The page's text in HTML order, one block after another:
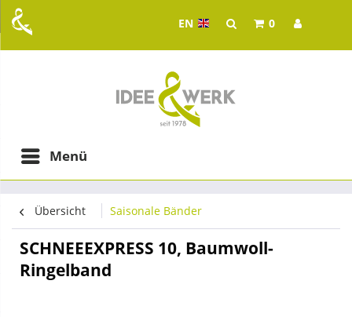
EN Idee & Werk - your
0
Menü
Übersicht Saisonale Bänder
in Graz
SCHNEEEXPRESS 10, Baumwoll-
Ringelband